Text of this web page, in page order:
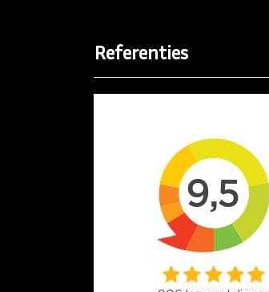
Referenties